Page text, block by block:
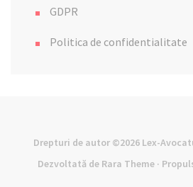
GDPR
Politica de confidentialitate
Drepturi de autor ©2026 Lex-
Dezvoltată de Rara Theme ·